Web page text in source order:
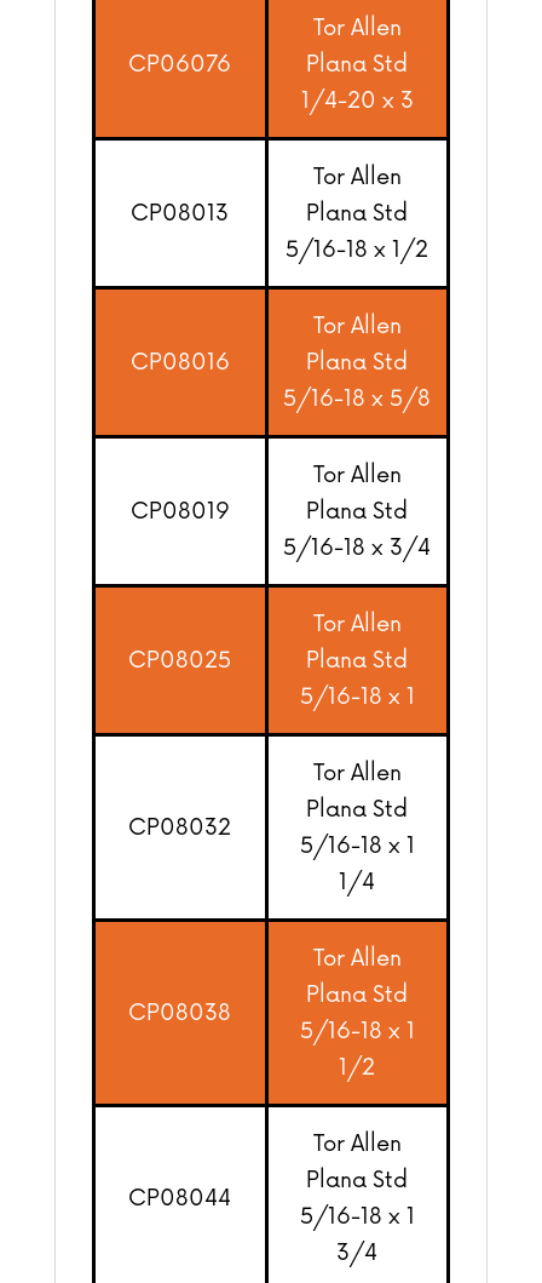
CP06076
Tor Allen
Plana Std
1/4-20 x 3
CP08013
Tor Allen
Plana Std
5/16-18 x 1/2
CP08016
Tor Allen
Plana Std
5/16-18 x 5/8
CP08019
Tor Allen
Plana Std
5/16-18 x 3/4
CP08025
Tor Allen
Plana Std
5/16-18 x 1
CP08032
Tor Allen
Plana Std
5/16-18 x 1
1/4
CP08038
Tor Allen
Plana Std
5/16-18 x 1
1/2
CP08044
Tor Allen
Plana Std
5/16-18 x 1
3/4